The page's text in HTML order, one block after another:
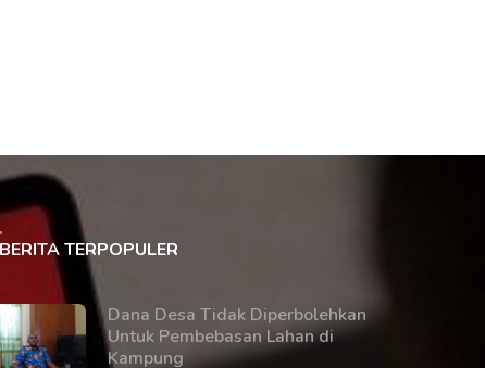
BERITA TERPOPULER
Dana Desa Tidak Diperbolehkan
Untuk Pembebasan Lahan di
Kampung